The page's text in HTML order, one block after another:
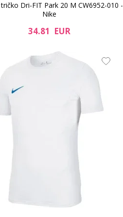
Dri-FIT Park 20 M CW6952-010 -
Nike
34.81 EUR